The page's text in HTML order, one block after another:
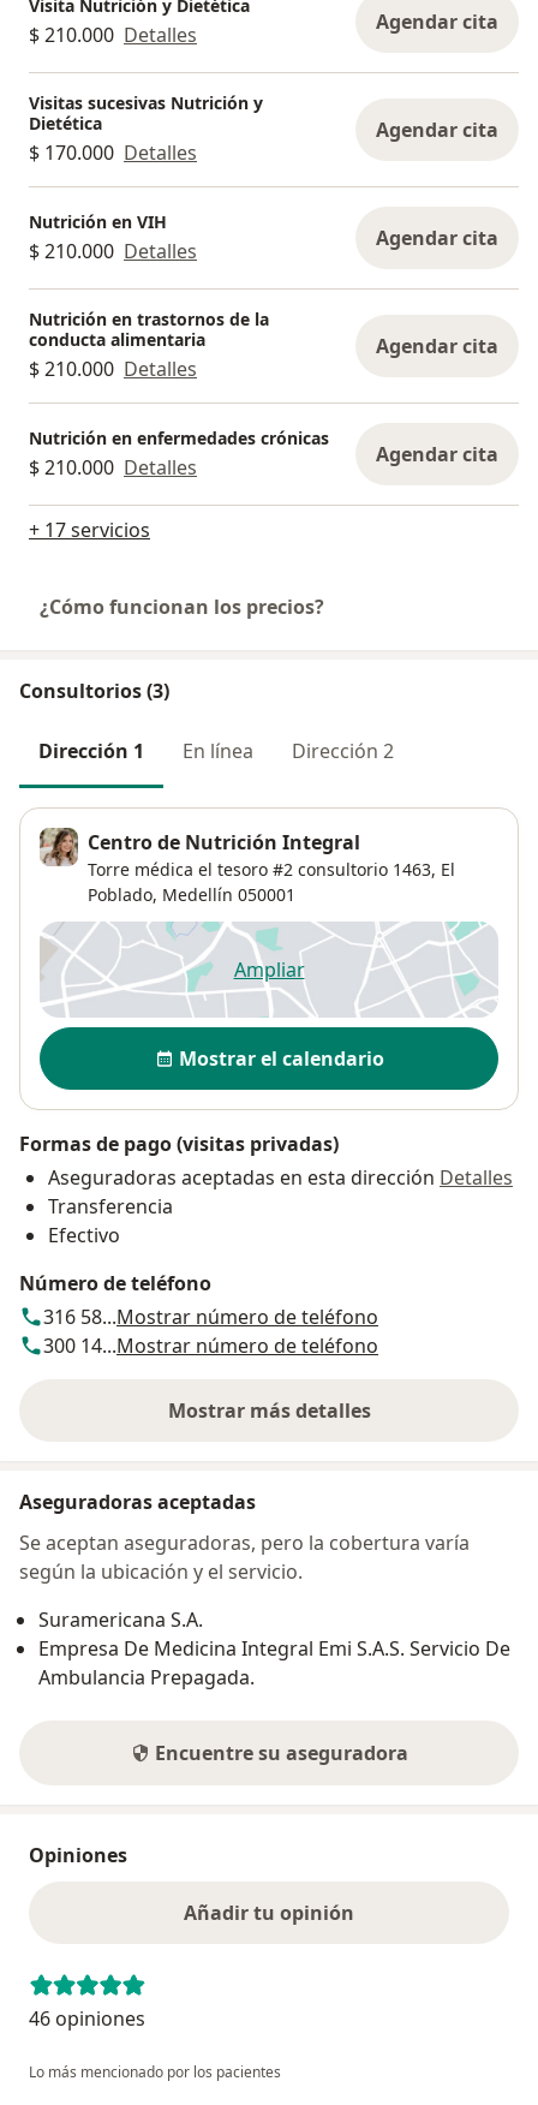
Visita Nutrición y Dietética
$ 210.000 Detalles Agendar cita
Visitas sucesivas Nutrición y
Dietética
$ 170.000 Detalles
Agendar cita
Nutrición en VIH
$ 210.000 Detalles Agendar cita
Nutrición en trastornos de la
conducta alimentaria
$ 210.000 Detalles
Agendar cita
Nutrición en enfermedades crónicas
$ 210.000 Detalles Agendar cita
+ 17 servicios
¿Cómo funcionan los precios?
Consultorios (3)
Dirección 1 En línea Dirección 2
Centro de Nutrición Integral
Torre médica el tesoro #2 consultorio 1463, El
Poblado, Medellín 050001
Ampliarse abre en una nueva
Disponibilidad
Mostrar el calendario
Formas de pago (visitas privadas)
Aseguradoras aceptadas en esta dirección Detalles
Transferencia
Efectivo
Número de teléfono
316 58...Mostrar número de teléfono
300 14...Mostrar número de teléfono
Mostrar más detalles
sobre la dirección
Aseguradoras aceptadas
Se aceptan aseguradoras, pero la cobertura varía
según la ubicación y el servicio.
Suramericana S.A.
Empresa De Medicina Integral Emi S.A.S. Servicio De
Ambulancia Prepagada.
Encuentre su aseguradora
Opiniones
Añadir tu opinión
46 opiniones
Lo más mencionado por los pacientes